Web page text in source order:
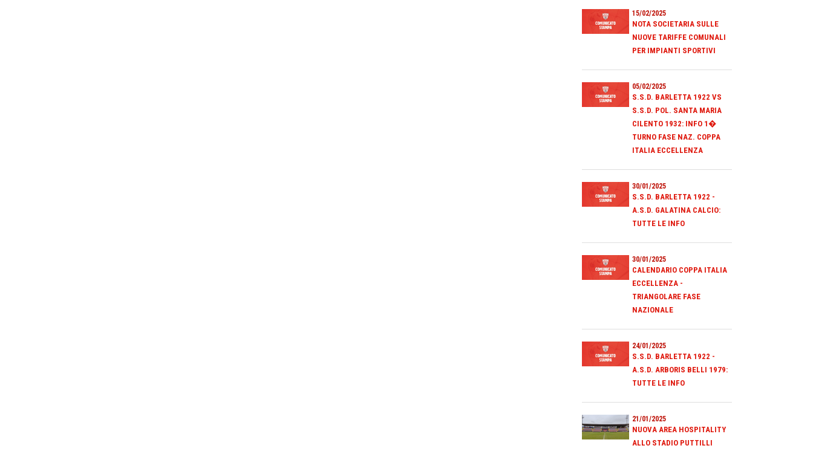
15/02/2025
NOTA SOCIETARIA SULLE
NUOVE TARIFFE COMUNALI
PER IMPIANTI SPORTIVI
05/02/2025
S.S.D. BARLETTA 1922 VS
S.S.D. POL. SANTA MARIA
CILENTO 1932: INFO 1�
TURNO FASE NAZ. COPPA
ITALIA ECCELLENZA
30/01/2025
S.S.D. BARLETTA 1922 -
A.S.D. GALATINA CALCIO:
TUTTE LE INFO
30/01/2025
CALENDARIO COPPA ITALIA
ECCELLENZA -
TRIANGOLARE FASE
NAZIONALE
24/01/2025
S.S.D. BARLETTA 1922 -
A.S.D. ARBORIS BELLI 1979:
TUTTE LE INFO
21/01/2025
NUOVA AREA HOSPITALITY
ALLO STADIO PUTTILLI